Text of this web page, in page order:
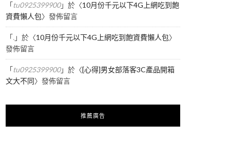
「tu0925399900」於〈10月份千元以下4G上網吃到飽
資費懶人包〉發佈留言
「.」於〈10月份千元以下4G上網吃到飽資費懶人包〉
發佈留言
「tu0925399900」於〈[心得]男女部落客3C產品開箱
文大不同〉發佈留言
推薦廣告